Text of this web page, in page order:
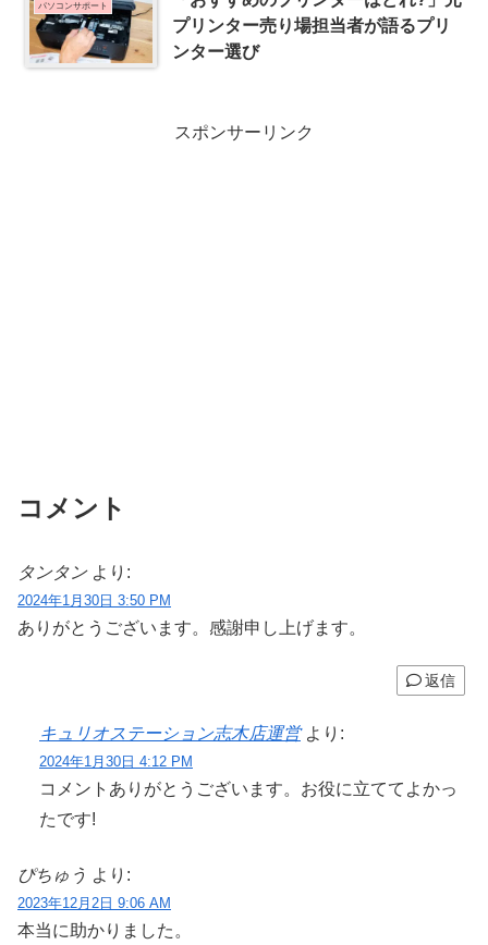
パソコンサポート
プリンター売り場担当者が語るプリ
ンター選び
スポンサーリンク
コメント
タンタン より:
2024年1月30日 3:50 PM
ありがとうございます。感謝申し上げます。
返信
キュリオステーション志木店運営 より:
2024年1月30日 4:12 PM
コメントありがとうございます。お役に立ててよかっ
たです!
ぴちゅう より:
2023年12月2日 9:06 AM
本当に助かりました。